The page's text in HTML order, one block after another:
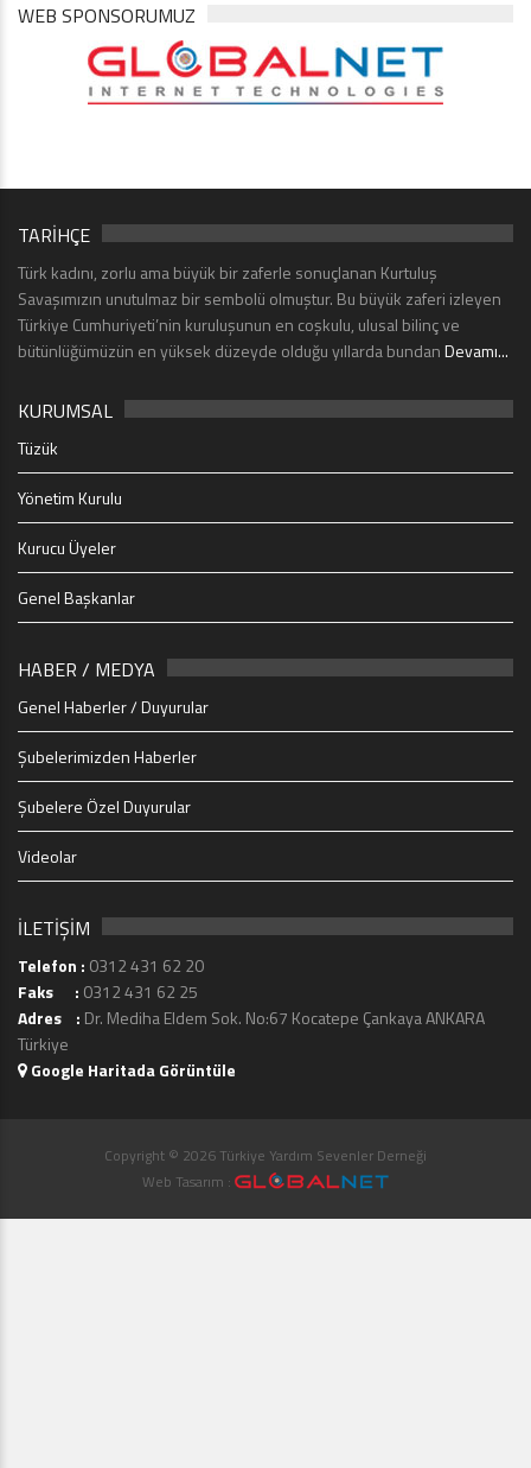
WEB SPONSORUMUZ
TARİHÇE
Türk kadını, zorlu ama büyük bir zaferle sonuçlanan Kurtuluş
Savaşımızın unutulmaz bir sembolü olmuştur. Bu büyük zaferi izleyen
Türkiye Cumhuriyeti’nin kuruluşunun en coşkulu, ulusal bilinç ve
bütünlüğümüzün en yüksek düzeyde olduğu yıllarda bundanDevamı...
KURUMSAL
Tüzük
Yönetim Kurulu
Kurucu Üyeler
Genel Başkanlar
HABER / MEDYA
Genel Haberler / Duyurular
Şubelerimizden Haberler
Şubelere Özel Duyurular
Videolar
İLETİŞİM
Telefon : 0312 431 62 20
Faks : 0312 431 62 25
Adres : Dr. Mediha Eldem Sok. No:67 Kocatepe Çankaya ANKARA
Türkiye
Google Haritada Görüntüle
Copyright © 2026 Türkiye Yardım Sevenler Derneği
Web Tasarım :